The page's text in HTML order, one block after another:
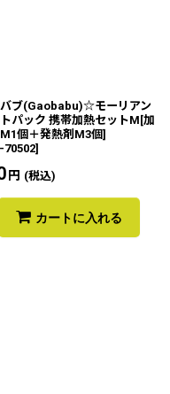
ブ(Gaobabu)☆モーリアン
パック 携帯加熱セットM[加
個＋発熱剤M3個]
70502]
円 (税込)
カートに入れる